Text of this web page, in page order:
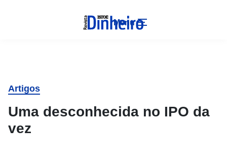
Menu
Artigos
Uma desconhecida no IPO da
vez